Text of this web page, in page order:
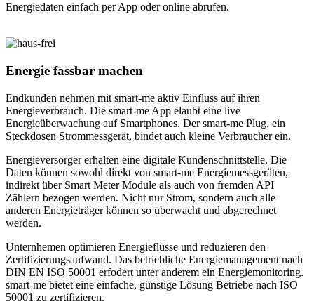
Energiedaten einfach per App oder online abrufen.
Energie fassbar machen
Endkunden nehmen mit smart-me aktiv Einfluss auf ihren
Energieverbrauch. Die smart-me App elaubt eine live
Energieüberwachung auf Smartphones. Der smart-me Plug, ein
Steckdosen Strommessgerät, bindet auch kleine Verbraucher ein.
Energieversorger erhalten eine digitale Kundenschnittstelle. Die
Daten können sowohl direkt von smart-me Energiemessgeräten,
indirekt über Smart Meter Module als auch von fremden API
Zählern bezogen werden. Nicht nur Strom, sondern auch alle
anderen Energieträger können so überwacht und abgerechnet
werden.
Unternhemen optimieren Energieflüsse und reduzieren den
Zertifizierungsaufwand. Das betriebliche Energiemanagement nach
DIN EN ISO 50001 erfodert unter anderem ein Energiemonitoring.
smart-me bietet eine einfache, günstige Lösung Betriebe nach ISO
50001 zu zertifizieren.